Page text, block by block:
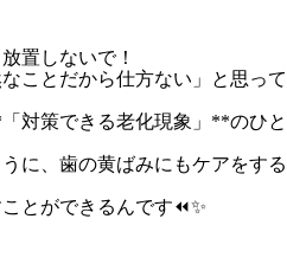
置しないで！
ことだから仕方ない」と思って
対策できる老化現象」**のひと
に、歯の黄ばみにもケアをする
とができるんです⏪✨